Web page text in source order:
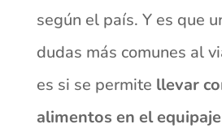
según el país. Y es que
dudas más comunes al
es si se permite llevar
alimentos en el